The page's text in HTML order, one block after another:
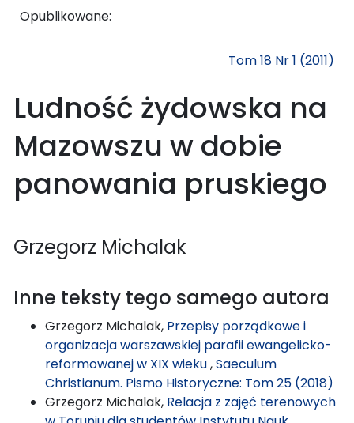
Opublikowane:
Tom 18 Nr 1 (2011)
Ludność żydowska na
Mazowszu w dobie
panowania pruskiego
Grzegorz Michalak
Inne teksty tego samego autora
Grzegorz Michalak, Przepisy porządkowe i
organizacja warszawskiej parafii ewangelicko-
reformowanej w XIX wieku,Saeculum
Christianum. Pismo Historyczne: Tom 25 (2018)
Grzegorz Michalak, Relacja z zajęć terenowych